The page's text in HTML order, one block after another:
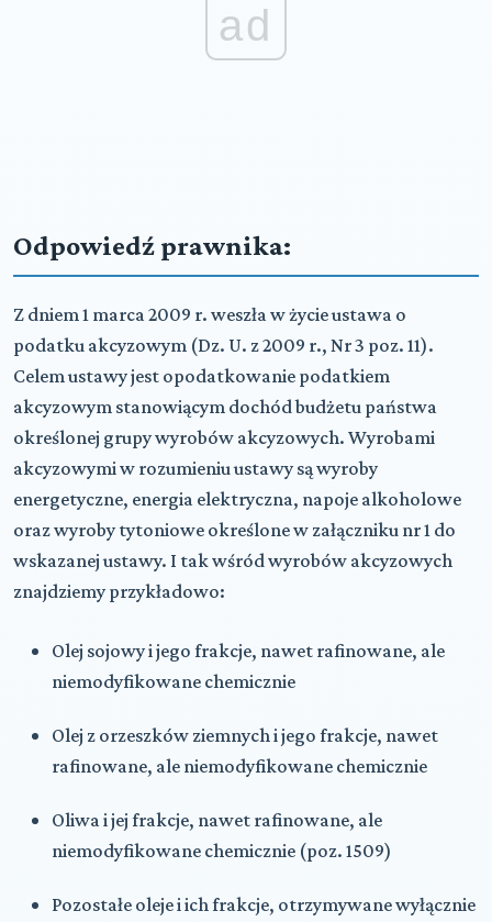
ad
Odpowiedź prawnika:
Z dniem 1 marca 2009 r. weszła w życie ustawa o
podatku akcyzowym (Dz. U. z 2009 r., Nr 3 poz. 11).
Celem ustawy jest opodatkowanie podatkiem
akcyzowym stanowiącym dochód budżetu państwa
określonej grupy wyrobów akcyzowych. Wyrobami
akcyzowymi w rozumieniu ustawy są wyroby
energetyczne, energia elektryczna, napoje alkoholowe
oraz wyroby tytoniowe określone w załączniku nr 1 do
wskazanej ustawy. I tak wśród wyrobów akcyzowych
znajdziemy przykładowo:
Olej sojowy i jego frakcje, nawet rafinowane, ale
niemodyfikowane chemicznie
Olej z orzeszków ziemnych i jego frakcje, nawet
rafinowane, ale niemodyfikowane chemicznie
Oliwa i jej frakcje, nawet rafinowane, ale
niemodyfikowane chemicznie (poz. 1509)
Pozostałe oleje i ich frakcje, otrzymywane wyłącznie